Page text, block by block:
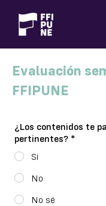
Evaluación
FFIPUNE
¿Los contenidos te
pertinentes? *
Si
No
No sé